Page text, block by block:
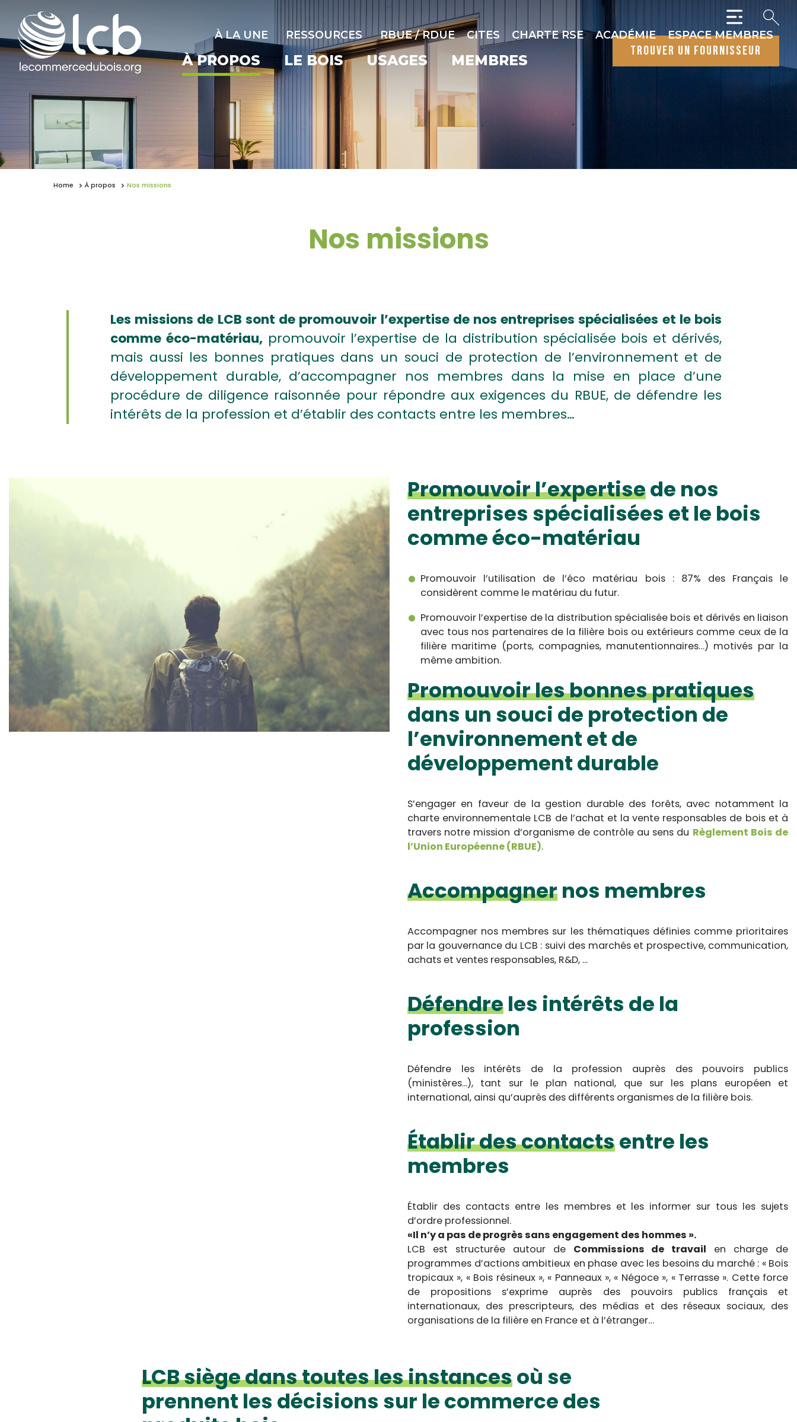
À LA UNE RESSOURCES RBUE / RDUE CITES CHARTE RSE ACADÉMIE ESPACE MEMBRES
À PROPOS LE BOIS USAGES MEMBRES
trouver un fournisseur
Home À propos Nos missions
Nos missions
Les missions de LCB sont de promouvoir l’expertise de nos entreprises spécialisées et le bois
comme éco-matériau,promouvoir l’expertise de la distribution spécialisée bois et dérivés,
mais aussi les bonnes pratiques dans un souci de protection de l’environnement et de
développement durable, d’accompagner nos membres dans la mise en place d’une
procédure de diligence raisonnée pour répondre aux exigences du RBUE, de défendre les
intérêts de la profession et d’établir des contacts entre les membres…
Promouvoir l’expertisede nos
entreprises spécialisées et le bois
comme éco-matériau
Promouvoir l’utilisation de l’éco matériau bois : 87% des Français le
considèrent comme le matériau du futur.
Promouvoir l’expertise de la distribution spécialisée bois et dérivés en liaison
avec tous nos partenaires de la filière bois ou extérieurs comme ceux de la
filière maritime (ports, compagnies, manutentionnaires…) motivés par la
même ambition.
Promouvoir les bonnes pratiques
dans un souci de protection de
l’environnement et de
développement durable
S’engager en faveur de la gestion durable des forêts, avec notamment la
charte environnementale LCB de l’achat et la vente responsables de bois et à
travers notre mission d’organisme de contrôle au sens du Règlement Bois de
l’Union Européenne (RBUE).
Accompagnernos membres
Accompagner nos membres sur les thématiques définies comme prioritaires
par la gouvernance du LCB : suivi des marchés et prospective, communication,
achats et ventes responsables, R&D, ...
Défendreles intérêts de la
profession
Défendre les intérêts de la profession auprès des pouvoirs publics
(ministères...), tant sur le plan national, que sur les plans européen et
international, ainsi qu’auprès des différents organismes de la filière bois.
Établir des contactsentre les
membres
Établir des contacts entre les membres et les informer sur tous les sujets
d’ordre professionnel.
«Il n’y a pas de progrès sans engagement des hommes ».
LCB est structurée autour de Commissions de travail en charge de
programmes d’actions ambitieux en phase avec les besoins du marché : « Bois
tropicaux », « Bois résineux », « Panneaux », « Négoce », « Terrasse ». Cette force
de propositions s’exprime auprès des pouvoirs publics français et
internationaux, des prescripteurs, des médias et des réseaux sociaux, des
organisations de la filière en France et à l’étranger…
LCB siège dans toutes les instancesoù se
prennent les décisions sur le commerce des